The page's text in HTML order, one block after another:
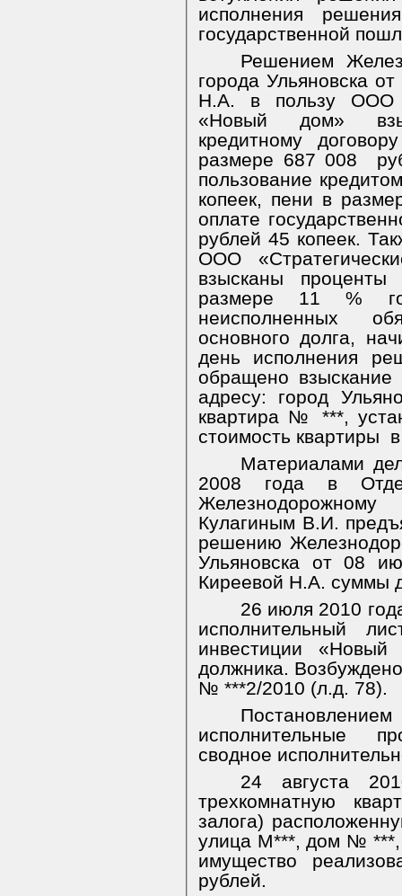
исполнения
государственной
Решением
города Ульяновска
Н.А. в пользу ООО
«Новый дом»
кредитному договору
размере 687 008
пользование
копеек, пени в
оплате
рублей 45 копеек.
ООО
взысканы
размере 11 %
неисполненных
основного долга,
день исполнения
обращено
адресу: город
квартира № ***,
стоимость квартиры
Материалами
2008 года в
Кулагиным В.И.
решению
Ульяновска от 08
Киреевой Н.А. суммы
26 июля 2010
исполнительный
инвестиции
должника.
№ ***2/2010 (л.д. 78).
исполнительные
сводное
24 августа
трехкомнатную
залога)
улица М***, дом № ***,
имущество
рублей.